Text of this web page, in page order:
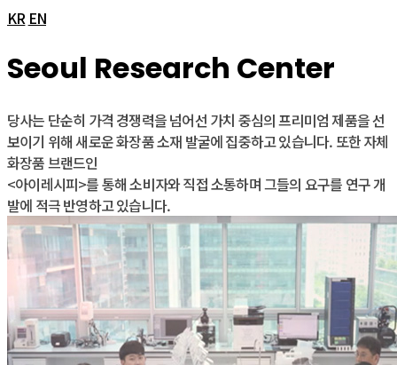
KR EN
Seoul Research Center
당사는 단순히 가격 경쟁력을 넘어선 가치 중심의 프리미엄 제품을 선
보이기 위해 새로운 화장품 소재 발굴에 집중하고 있습니다. 또한 자체
화장품 브랜드인
<아이레시피>를 통해 소비자와 직접 소통하며 그들의 요구를 연구 개
발에 적극 반영하고 있습니다.